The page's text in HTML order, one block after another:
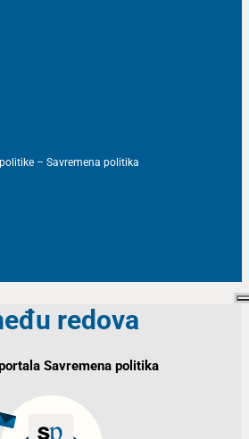
– Savremena politika
redova
Savremena politika